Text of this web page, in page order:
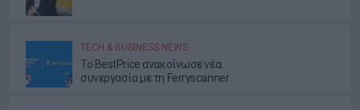
TECH & BUSINESS NEWS
Το BestPrice ανακοίνωσε νέα
συνεργασία με τη Ferryscanner